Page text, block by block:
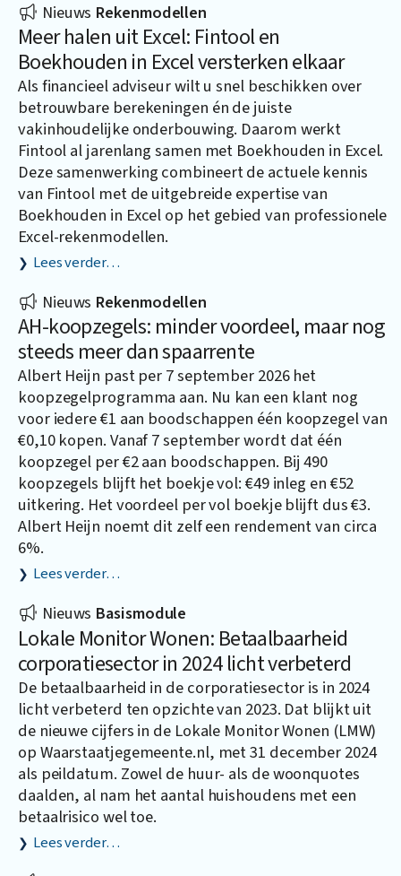
Nieuws Rekenmodellen
Meer halen uit Excel: Fintool en
Boekhouden in Excel versterken elkaar
Als financieel adviseur wilt u snel beschikken over
betrouwbare berekeningen én de juiste
vakinhoudelijke onderbouwing. Daarom werkt
Fintool al jarenlang samen met Boekhouden in Excel.
Deze samenwerking combineert de actuele kennis
van Fintool met de uitgebreide expertise van
Boekhouden in Excel op het gebied van professionele
Excel-rekenmodellen.
Lees verder…
Nieuws Rekenmodellen
AH-koopzegels: minder voordeel, maar nog
steeds meer dan spaarrente
Albert Heijn past per 7 september 2026 het
koopzegelprogramma aan. Nu kan een klant nog
voor iedere €1 aan boodschappen één koopzegel van
€0,10 kopen. Vanaf 7 september wordt dat één
koopzegel per €2 aan boodschappen. Bij 490
koopzegels blijft het boekje vol: €49 inleg en €52
uitkering. Het voordeel per vol boekje blijft dus €3.
Albert Heijn noemt dit zelf een rendement van circa
6%.
Lees verder…
Nieuws Basismodule
Lokale Monitor Wonen: Betaalbaarheid
corporatiesector in 2024 licht verbeterd
De betaalbaarheid in de corporatiesector is in 2024
licht verbeterd ten opzichte van 2023. Dat blijkt uit
de nieuwe cijfers in de Lokale Monitor Wonen (LMW)
opWaarstaatjegemeente.nl, met 31 december 2024
als peildatum. Zowel de huur- als de woonquotes
daalden, al nam het aantal huishoudens met een
betaalrisico wel toe.
Lees verder…